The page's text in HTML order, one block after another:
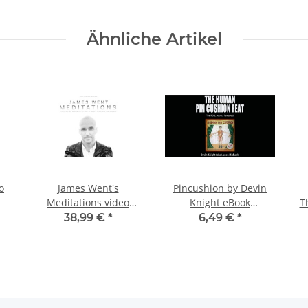
Ähnliche Artikel
James Went's
Meditations video
DOWNLOAD
38,99 € *
Pincushion by Devin
Knight eBook
DOWNLOAD
6,49 € *